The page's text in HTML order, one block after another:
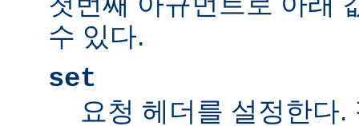
수 있다.
set
요청 헤더를 설정한다